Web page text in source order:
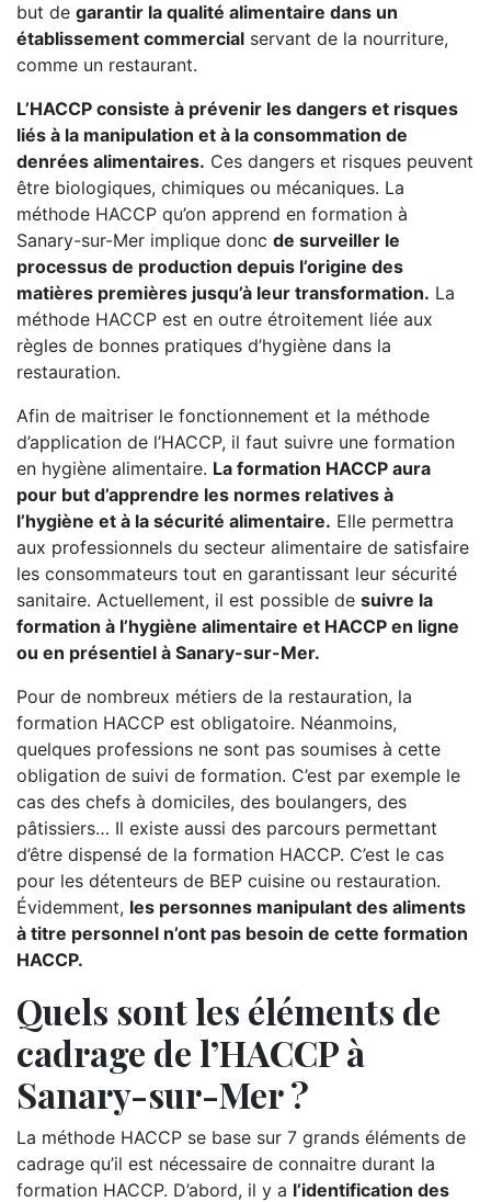
but de garantir la qualité alimentaire dans un
établissement commercial servant de la nourriture,
comme un restaurant.
L’HACCP consiste à prévenir les dangers et risques
liés à la manipulation et à la consommation de
denrées alimentaires. Ces dangers et risques peuvent
être biologiques, chimiques ou mécaniques. La
méthode HACCP qu’on apprend en formation à
Sanary-sur-Mer implique donc de surveiller le
processus de production depuis l’origine des
matières premières jusqu’à leur transformation. La
méthode HACCP est en outre étroitement liée aux
règles de bonnes pratiques d’hygiène dans la
restauration.
Afin de maitriser le fonctionnement et la méthode
d’application de l’HACCP, il faut suivre une formation
en hygiène alimentaire. La formation HACCP aura
pour but d’apprendre les normes relatives à
l’hygiène et à la sécurité alimentaire. Elle permettra
aux professionnels du secteur alimentaire de satisfaire
les consommateurs tout en garantissant leur sécurité
sanitaire. Actuellement, il est possible de suivre la
formation à l’hygiène alimentaire et HACCP en ligne
ou en présentiel à Sanary-sur-Mer.
Pour de nombreux métiers de la restauration, la
formation HACCP est obligatoire. Néanmoins,
quelques professions ne sont pas soumises à cette
obligation de suivi de formation. C’est par exemple le
cas des chefs à domiciles, des boulangers, des
pâtissiers… Il existe aussi des parcours permettant
d’être dispensé de la formation HACCP. C’est le cas
pour les détenteurs de BEP cuisine ou restauration.
Évidemment, les personnes manipulant des aliments
à titre personnel n’ont pas besoin de cette formation
HACCP.
Quels sont les éléments de
cadrage de l’HACCP à
Sanary-sur-Mer ?
La méthode HACCP se base sur 7 grands éléments de
cadrage qu’il est nécessaire de connaitre durant la
formation HACCP. D’abord, il y a l’identification des